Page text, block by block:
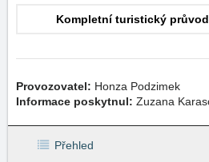
Kompletní turistický
Provozovatel: Honza Podzimek
Informace poskytnul: Zuzana
Přehled